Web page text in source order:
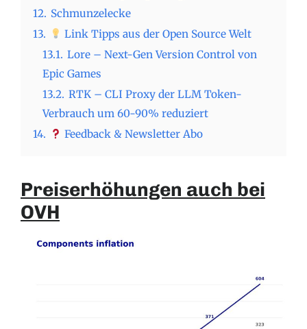
12. Schmunzelecke
13.
Link Tipps aus der Open Source Welt
13.1. Lore – Next-Gen Version Control von
Epic Games
13.2. RTK – CLI Proxy der LLM Token-
Verbrauch um 60-90% reduziert
14.
Feedback & Newsletter Abo
Preiserhöhungen auch bei
OVH